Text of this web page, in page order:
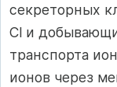
секреторных
Cl и
транспорта
ионов через